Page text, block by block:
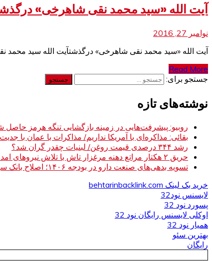
آیت الله «سید محمد نقی شاهرخی»
نوامبر 27, 2016
آیت الله «سید محمد نقی شاهرخی» درگذشتآیت الله سید
Read More
جستجو برای:
نوشته‌های تازه
روبیو: پیشرفت‌هایی در زمینه بازگشایی تنگه هرمز
بقائی: مذاکره‌ای با آمریکا نداریم/ مذاکرات با عمان با جدیت
رشد ۳۴۴ درصدی قیمت روغن/ لبنیات چقدر گران شد؟
حریق ۲ هکتار مراتع دهنه مرغزار تاش با تلاش نیروهای امدادی مهار شد
تسویه بدهی‌های صنعت دارو در بودجه ۱۴۰۶؛ اصلاح بانک سپه در دستور کار
خرید بک لینک behtarinbacklink.com
لایسنس نود32
پسورد نود 32
اوکلی لایسنس رایگان نود 32
همیار نود 32
بهترین سئو
رایگان